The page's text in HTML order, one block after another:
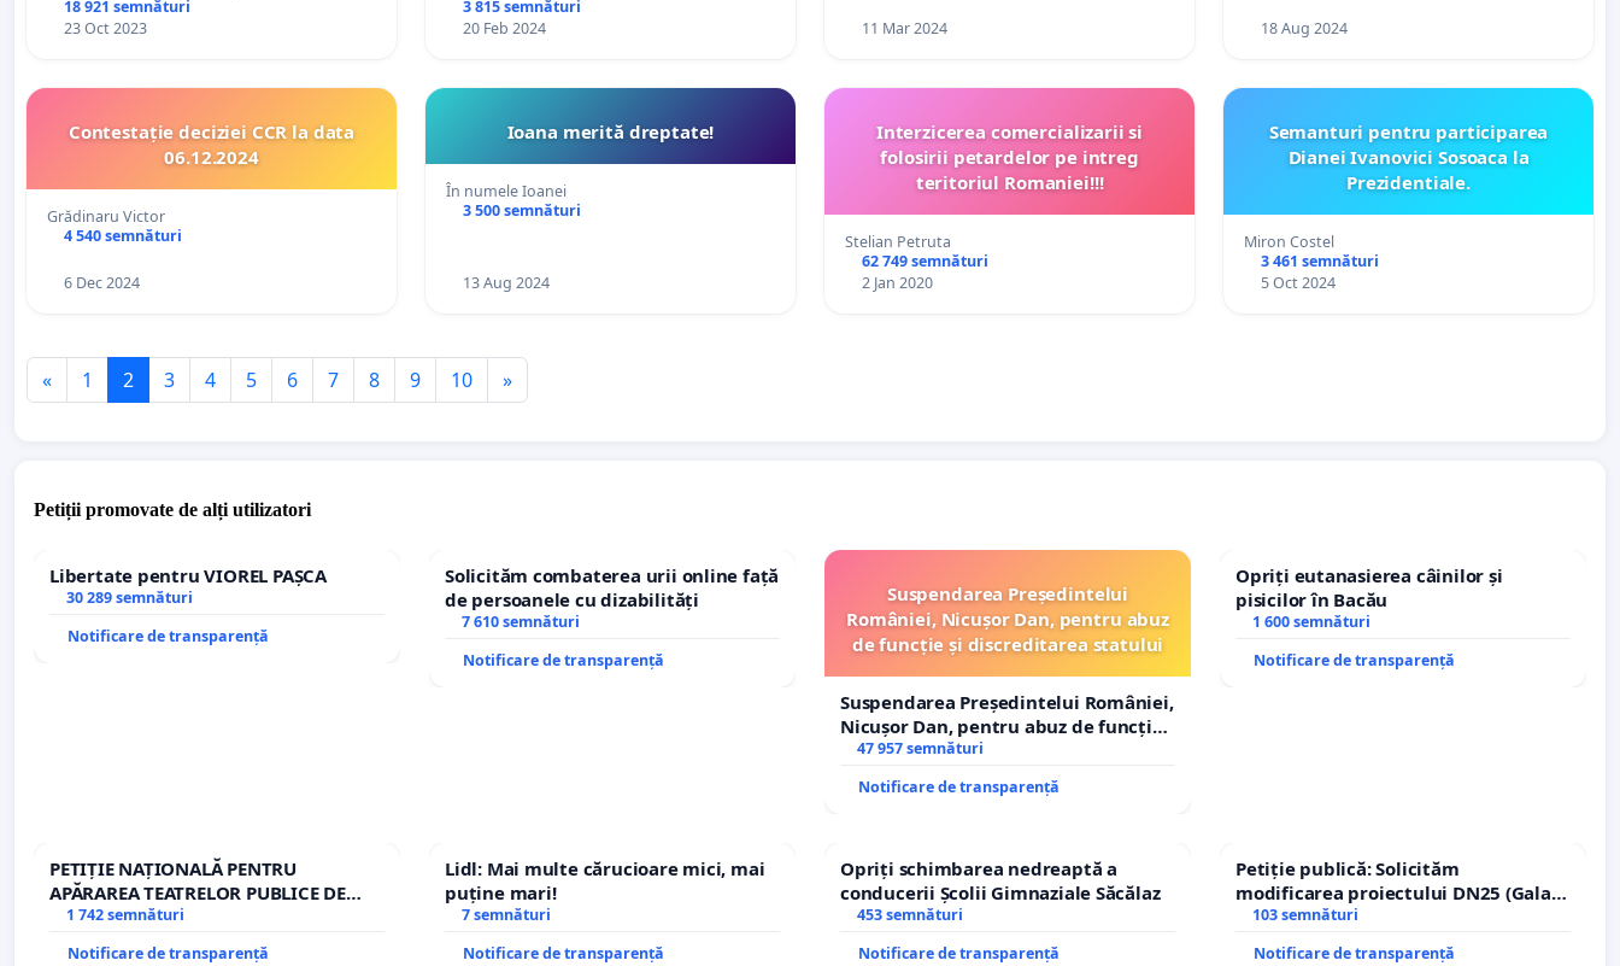
18 921 semnături
23 Oct 2023
3 815 semnături
20 Feb 2024
11 Mar 2024 18 Aug 2024
Contestație deciziei CCR la data
06.12.2024
Grădinaru Victor
4 540 semnături
6 Dec 2024
Ioana merită dreptate!
În numele Ioanei
3 500 semnături
13 Aug 2024
Interzicerea comercializarii si
folosirii petardelor pe intreg
teritoriul Romaniei!!!
Stelian Petruta
62 749 semnături
2 Jan 2020
Semanturi pentru participarea
Dianei Ivanovici Sosoaca la
Prezidentiale.
Miron Costel
3 461 semnături
5 Oct 2024
« 1 2 3 4 5 6 7 8 9 10 »
Petiții promovate de alți utilizatori
Libertate pentru VIOREL PAȘCA
30 289 semnături
Notificare de transparență
Solicităm combaterea urii online față
de persoanele cu dizabilități
7 610 semnături
Notificare de transparență
Suspendarea Președintelui
României, Nicușor Dan, pentru abuz
de funcție și discreditarea statului
Suspendarea Președintelui României,
Nicușor Dan, pentru abuz de funcție
și discreditarea statului
47 957 semnături
Notificare de transparență
Opriți eutanasierea câinilor și
pisicilor în Bacău
1 600 semnături
Notificare de transparență
PETIȚIE NAȚIONALĂ PENTRU
APĂRAREA TEATRELOR PUBLICE DE
REPERTORIU DIN ROMÂNIA
1 742 semnături
Notificare de transparență
Lidl: Mai multe cărucioare mici, mai
puține mari!
7 semnături
Notificare de transparență
Opriți schimbarea nedreaptă a
conducerii Școlii Gimnaziale Săcălaz
453 semnături
Notificare de transparență
Petiție publică: Solicităm
modificarea proiectului DN25 (Galați
– Hanu Conachi) prin devierea
traseului în afara localităților!
103 semnături
Notificare de transparență